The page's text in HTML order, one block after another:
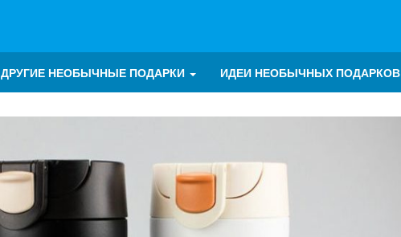
ДРУГИЕ НЕОБЫЧНЫЕ ПОДАРКИ ИДЕИ НЕОБЫЧНЫХ ПОДАРКОВ